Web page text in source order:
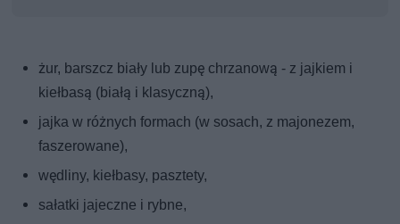
żur, barszcz biały lub zupę chrzanową - z jajkiem i
kiełbasą (białą i klasyczną),
jajka w różnych formach (w sosach, z majonezem,
faszerowane),
wędliny, kiełbasy, pasztety,
sałatki jajeczne i rybne,